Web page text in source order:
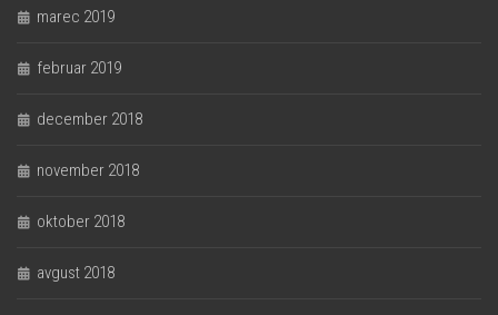
marec 2019
februar 2019
december 2018
november 2018
oktober 2018
avgust 2018